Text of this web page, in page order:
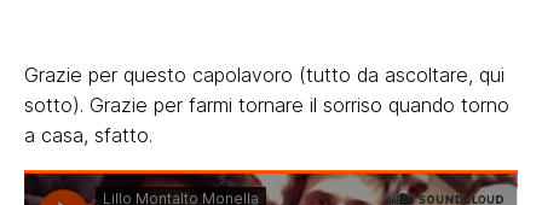
Grazie per questo capolavoro (tutto da ascoltare, qui
sotto). Grazie per farmi tornare il sorriso quando torno
a casa, sfatto.